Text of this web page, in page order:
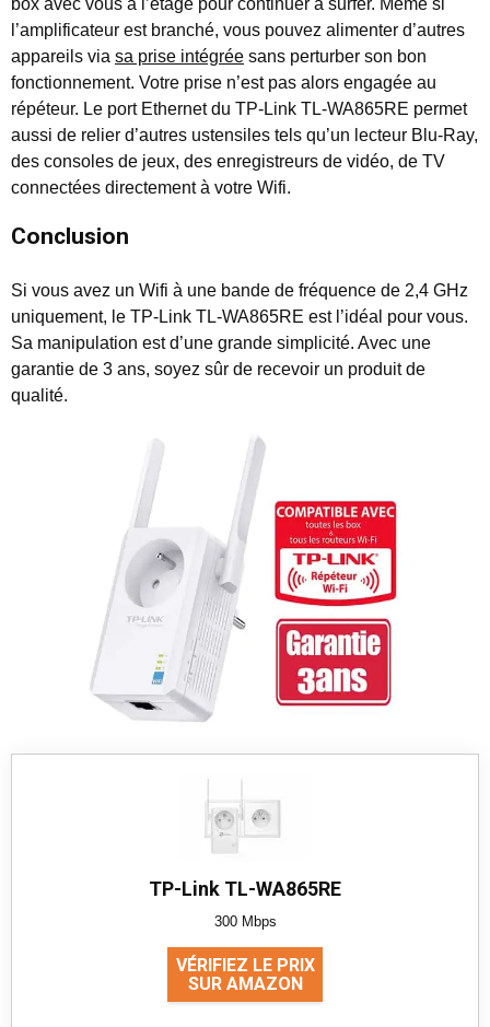
l’amplificateur est branché, vous pouvez alimenter d’autres
appareils via sa prise intégrée sans perturber son bon
fonctionnement. Votre prise n’est pas alors engagée au
répéteur. Le port Ethernet du TP-Link TL-WA865RE permet
aussi de relier d’autres ustensiles tels qu’un lecteur Blu-Ray,
des consoles de jeux, des enregistreurs de vidéo, de TV
connectées directement à votre Wifi.
Conclusion
Si vous avez un Wifi à une bande de fréquence de 2,4 GHz
uniquement, le TP-Link TL-WA865RE est l’idéal pour vous.
Sa manipulation est d’une grande simplicité. Avec une
garantie de 3 ans, soyez sûr de recevoir un produit de
qualité.
TP-Link TL-WA865RE
300 Mbps
VÉRIFIEZ LE PRIX
SUR AMAZON